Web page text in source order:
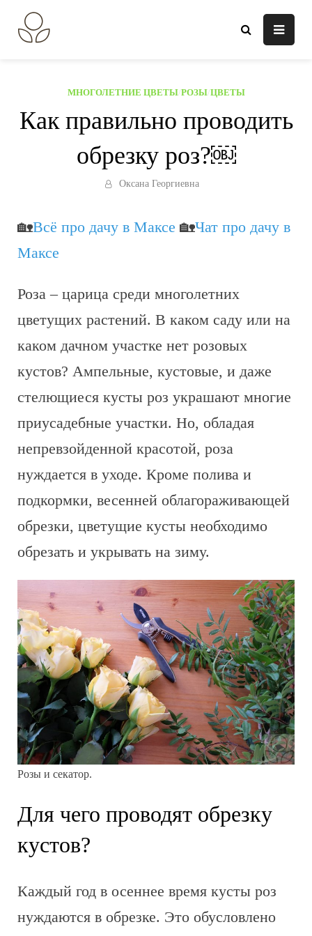
содержанию
МНОГОЛЕТНИЕ ЦВЕТЫ/ РОЗЫ/ ЦВЕТЫ
Как правильно проводить
обрезку роз?￼
Оксана Георгиевна
🏡Всё про дачу в Максе 🏡Чат про дачу в
Максе
Роза – царица среди многолетних
цветущих растений. В каком саду или на
каком дачном участке нет розовых
кустов? Ампельные, кустовые, и даже
стелющиеся кусты роз украшают многие
приусадебные участки. Но, обладая
непревзойденной красотой, роза
нуждается в уходе. Кроме полива и
подкормки, весенней облагораживающей
обрезки, цветущие кусты необходимо
обрезать и укрывать на зиму.
Розы и секатор.
Для чего проводят обрезку
кустов?
Каждый год в осеннее время кусты роз
нуждаются в обрезке. Это обусловлено